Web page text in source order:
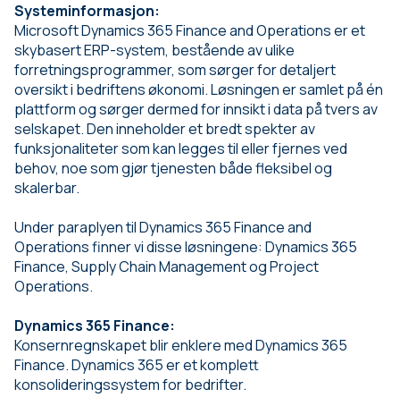
Systeminformasjon:
Microsoft Dynamics 365 Finance and Operations er et
skybasert ERP-system, bestående av ulike
forretningsprogrammer, som sørger for detaljert
oversikt i bedriftens økonomi. Løsningen er samlet på én
plattform og sørger dermed for innsikt i data på tvers av
selskapet. Den inneholder et bredt spekter av
funksjonaliteter som kan legges til eller fjernes ved
behov, noe som gjør tjenesten både fleksibel og
skalerbar.
Under paraplyen til Dynamics 365 Finance and
Operations finner vi disse løsningene: Dynamics 365
Finance, Supply Chain Management og Project
Operations.
Dynamics 365 Finance:
Konsernregnskapet blir enklere med Dynamics 365
Finance. Dynamics 365 er et komplett
konsolideringssystem for bedrifter.